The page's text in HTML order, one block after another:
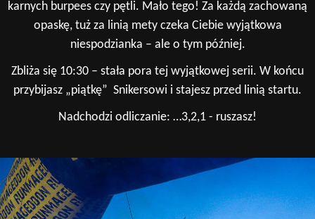
karnych burpees czy pętli. Mało tego! Za każdą zachowaną
opaskę, tuż za linią mety czeka Ciebie wyjątkowa
niespodzianka – ale o tym później.
Zbliża się 10:30 – stała pora tej wyjątkowej serii. W końcu
przybijasz „piątkę” Snikersowi i stajesz przed linią startu.
Nadchodzi odliczanie: …3,2,1 - ruszasz!